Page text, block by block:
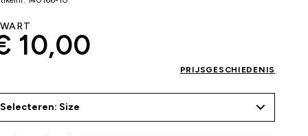
10,00
PRIJSGESCHIEDENIS
Selecteren: Size